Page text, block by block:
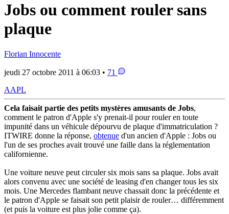
Jobs ou comment rouler sans
plaque
Florian Innocente
jeudi 27 octobre 2011 à 06:03 • 71
AAPL
Cela faisait partie des petits mystères amusants de Jobs,
comment le patron d'Apple s'y prenait-il pour rouler en toute
impunité dans un véhicule dépourvu de plaque d'immatriculation ?
ITWIRE donne la réponse, obtenue d'un ancien d'Apple : Jobs ou
l'un de ses proches avait trouvé une faille dans la réglementation
californienne.
Une voiture neuve peut circuler six mois sans sa plaque. Jobs avait
alors convenu avec une société de leasing d'en changer tous les six
mois. Une Mercedes flambant neuve chassait donc la précédente et
le patron d'Apple se faisait son petit plaisir de rouler… différemment
(et puis la voiture est plus jolie comme ça).